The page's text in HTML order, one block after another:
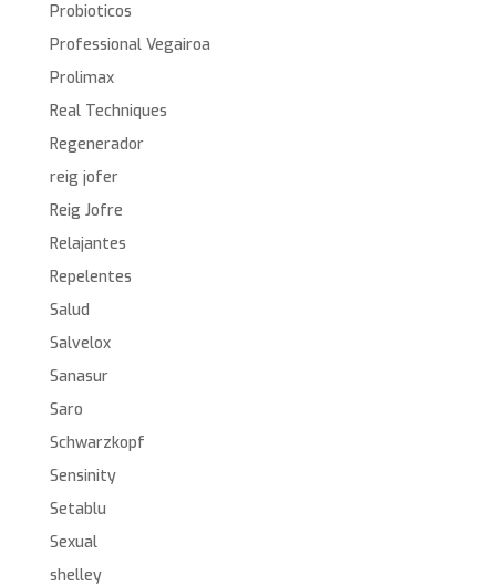
Probioticos
Professional Vegairoa
Prolimax
Real Techniques
Regenerador
reig jofer
Reig Jofre
Relajantes
Repelentes
Salud
Salvelox
Sanasur
Saro
Schwarzkopf
Sensinity
Setablu
Sexual
shelley